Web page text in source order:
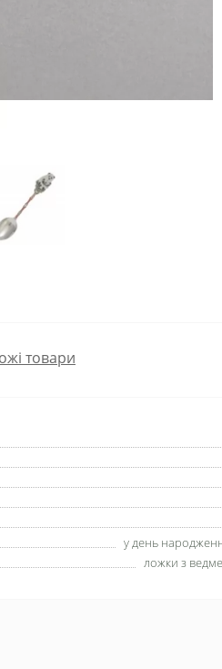
товари
у день
ложки з